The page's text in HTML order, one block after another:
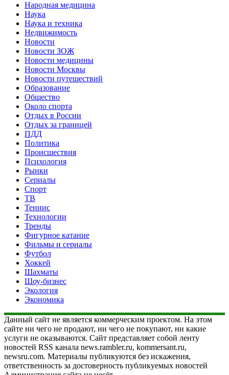
Народная медицина
Наука
Наука и техника
Недвижимость
Новости
Новости ЗОЖ
Новости медицины
Новости Москвы
Новости путешествий
Образование
Общество
Около спорта
Отдых в России
Отдых за границей
ПДД
Политика
Происшествия
Психология
Рынки
Сериалы
Спорт
ТВ
Теннис
Технологии
Тренды
Фигурное катание
Фильмы и сериалы
Футбол
Хоккей
Шахматы
Шоу-бизнес
Экология
Экономика
Данный сайт не является коммерческим проектом. На этом
сайте ни чего не продают, ни чего не покупают, ни какие
услуги не оказываются. Сайт представляет собой ленту
новостей RSS канала news.rambler.ru, kommersant.ru,
newsru.com. Материалы публикуются без искажения,
ответственность за достоверность публикуемых новостей